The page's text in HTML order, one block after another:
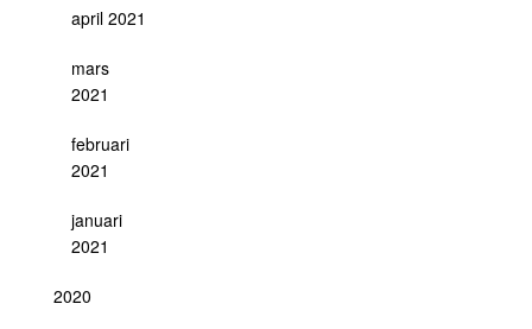
april 2021
mars
2021
februari
2021
januari
2021
2020